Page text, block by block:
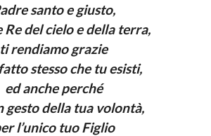
santo e giusto,
Re del cielo e della terra,
ti rendiamo grazie
stesso che tu esisti,
ed anche perché
gesto della tua volontà,
l’unico tuo Figlio